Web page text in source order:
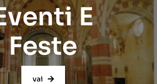
E
Feste
vai